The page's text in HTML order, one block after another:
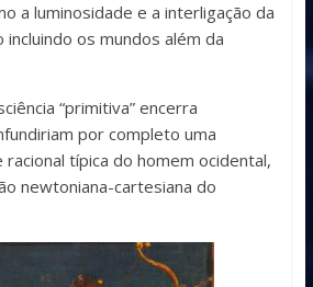
a luminosidade e a interligação da
os mundos além da
“primitiva” encerra
por completo uma
racional típica do homem ocidental,
newtoniana-cartesiana do